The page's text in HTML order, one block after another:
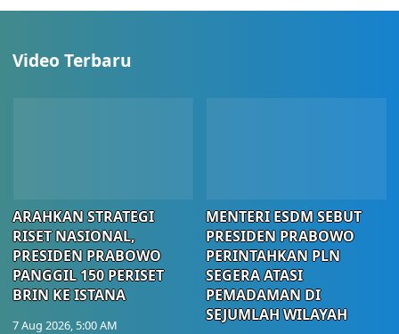
Video Terbaru
ARAHKAN STRATEGI
RISET NASIONAL,
PRESIDEN PRABOWO
PANGGIL 150 PERISET
BRIN KE ISTANA
7 Aug 2026, 5:00 AM
MENTERI ESDM SEBUT
PRESIDEN PRABOWO
PERINTAHKAN PLN
SEGERA ATASI
PEMADAMAN DI
SEJUMLAH WILAYAH